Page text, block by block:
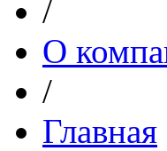
/
О
/
Главная